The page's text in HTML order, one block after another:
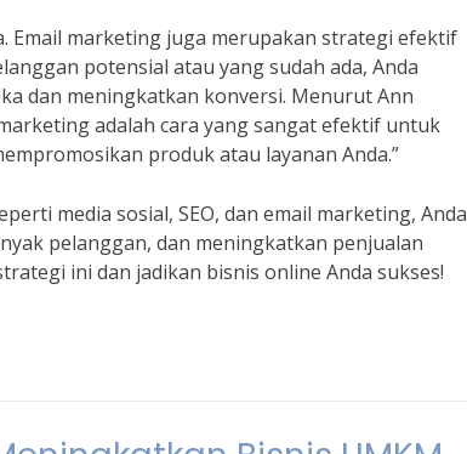
Email marketing juga merupakan strategi efektif
potensial atau yang sudah ada, Anda
dan meningkatkan konversi. Menurut Ann
adalah cara yang sangat efektif untuk
produk atau layanan Anda.”
media sosial, SEO, dan email marketing, Anda
pelanggan, dan meningkatkan penjualan
ini dan jadikan bisnis online Anda sukses!